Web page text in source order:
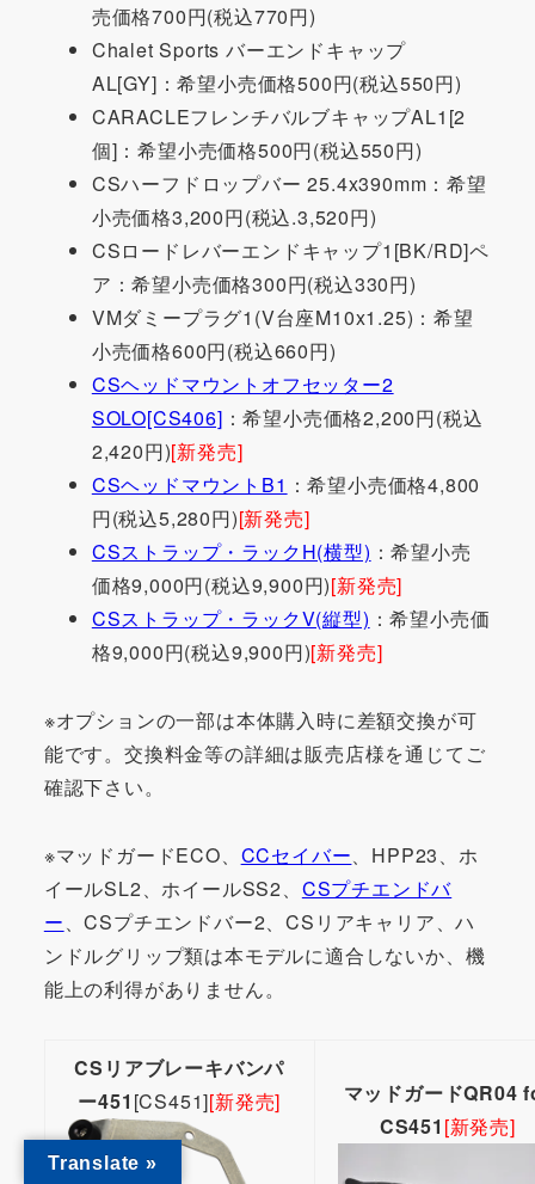
売価格700円(税込770円)
Chalet Sports バーエンドキャップ
AL[GY]：希望小売価格500円(税込550円)
CARACLEフレンチバルブキャップAL1[2
個]：希望小売価格500円(税込550円)
CSハーフドロップバー 25.4x390mm：希望
小売価格3,200円(税込.3,520円)
CSロードレバーエンドキャップ1[BK/RD]ペ
ア：希望小売価格300円(税込330円)
VMダミープラグ1(V台座M10x1.25)：希望
小売価格600円(税込660円)
CSヘッドマウントオフセッター2
SOLO[CS406] ：希望小売価格2,200円(税込
2,420円)[新発売]
CSヘッドマウントB1 ：希望小売価格4,800
円(税込5,280円)[新発売]
CSストラップ・ラックH(横型) ：希望小売
価格9,000円(税込9,900円)[新発売]
CSストラップ・ラックV(縦型) ：希望小売価
格9,000円(税込9,900円)[新発売]
※オプションの一部は本体購入時に差額交換が可
能です。交換料金等の詳細は販売店様を通じてご
確認下さい。
※マッドガードECO、 CCセイバー 、HPP23、ホ
イールSL2、ホイールSS2、 CSプチエンドバ
ー 、CSプチエンドバー2、CSリアキャリア、ハ
ンドルグリップ類は本モデルに適合しないか、機
能上の利得がありません。
CSリアブレーキバンパ
ー451 [CS451][新発売]
マッドガードQR04
CS451 [新発売]
Translate »